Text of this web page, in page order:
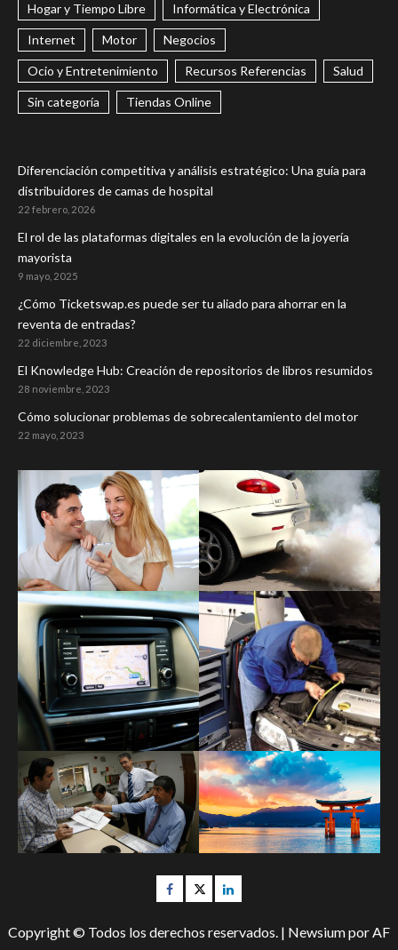
Hogar y Tiempo Libre Informática y Electrónica
Internet Motor Negocios
Ocio y Entretenimiento Recursos Referencias Salud
Sin categoría Tiendas Online
Diferenciación competitiva y análisis estratégico: Una guía para
distribuidores de camas de hospital
22 febrero, 2026
El rol de las plataformas digitales en la evolución de la joyería
mayorista
9 mayo, 2025
¿Cómo Ticketswap.es puede ser tu aliado para ahorrar en la
reventa de entradas?
22 diciembre, 2023
El Knowledge Hub: Creación de repositorios de libros resumidos
28 noviembre, 2023
Cómo solucionar problemas de sobrecalentamiento del motor
22 mayo, 2023
facebook
twitterlinkedin
Copyright © Todos los derechos reservados. | Newsiumpor AF